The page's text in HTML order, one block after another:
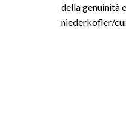
della genuinità
niederkofler/